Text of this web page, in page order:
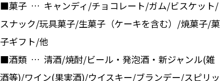
■菓子 … キャンディ/チョコレート/ガム/ビスケット/
スナック/玩具菓子/生菓子（ケーキを含む）/焼菓子/菓
子ギフト/他
■酒類 … 清酒/焼酎/ビール・発泡酒・新ジャンル(雑
酒等)/ワイン(果実酒)/ウイスキー/ブランデー/スピリッ